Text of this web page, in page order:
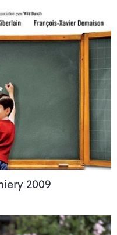
2009